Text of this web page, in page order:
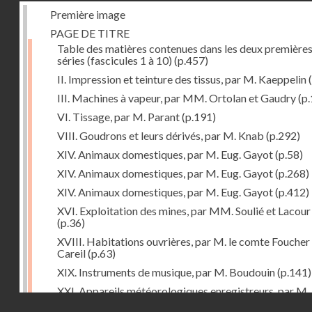
Première image
PAGE DE TITRE
Table des matières contenues dans les deux premières
séries (fascicules 1 à 10) (p.457)
II. Impression et teinture des tissus, par M. Kaeppelin
III. Machines à vapeur, par MM. Ortolan et Gaudry
VI. Tissage, par M. Parant(p.191)
VIII. Goudrons et leurs dérivés, par M. Knab (p.292)
XIV. Animaux domestiques, par M. Eug. Gayot(p.58)
XIV. Animaux domestiques, par M. Eug. Gayot(p.268)
XIV. Animaux domestiques, par M. Eug. Gayot(p.412)
XVI. Exploitation des mines, par MM. Soulié et Lacour
(p.36)
XVIII. Habitations ouvrières, par M. le comte Foucher
Careil(p.63)
XIX. Instruments de musique, par M. Boudouin(p.141)
XXI. Appareils météorologiques enregistreurs, par M.